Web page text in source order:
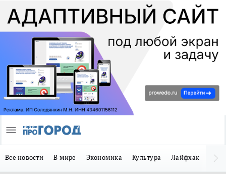
Все новости В мире Экономика Культура Лайфхак